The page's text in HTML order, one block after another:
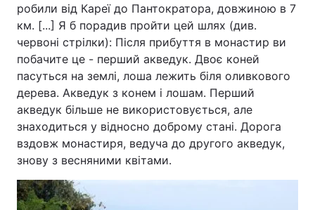
робили від Кареї до Пантократора, довжиною в 7
км. [...] Я б порадив пройти цей шлях (див.
червоні стрілки): Після прибуття в монастир ви
побачите це - перший акведук. Двоє коней
пасуться на землі, лоша лежить біля оливкового
дерева. Акведук з конем і лошам. Перший
акведук більше не використовується, але
знаходиться у відносно доброму стані. Дорога
вздовж монастиря, ведуча до другого акведук,
знову з весняними квітами.